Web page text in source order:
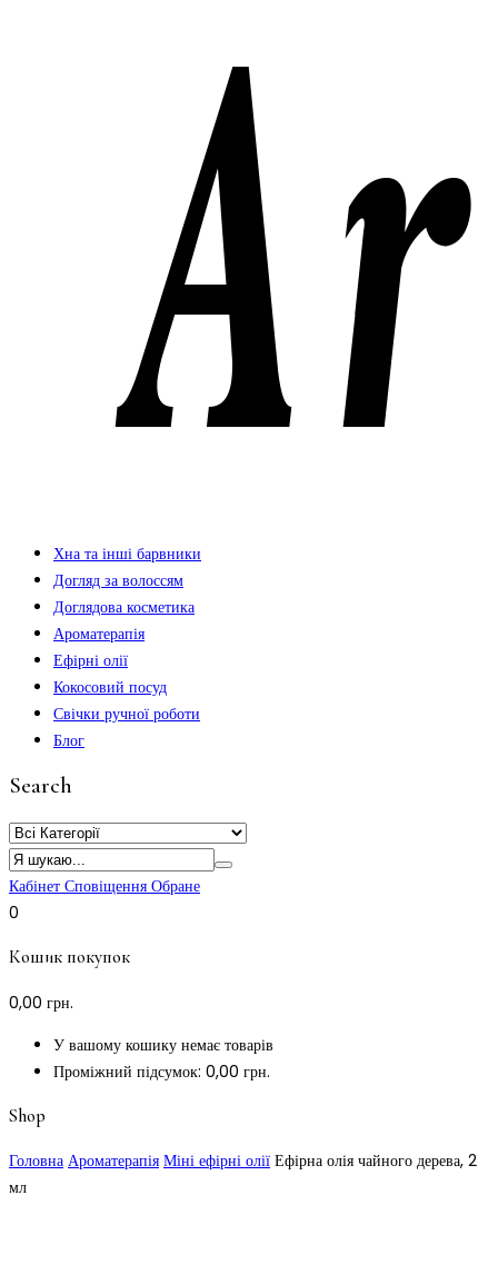
Хна та інші барвники
Догляд за волоссям
Доглядова косметика
Ароматерапія
Ефірні олії
Кокосовий посуд
Свічки ручної роботи
Блог
Search
Кабінет Сповіщення Обране
0
Кошик покупок
0,00 грн.
У вашому кошику немає товарів
Проміжний підсумок: 0,00 грн.
Shop
Головна Ароматерапія Міні ефірні олії Ефірна олія чайного дерева, 2
мл